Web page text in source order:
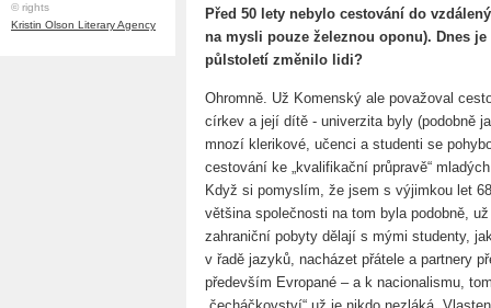
© rights
Kristin Olson Literary Agency
Před 50 lety nebylo cestování do
na mysli pouze železnou oponu). Dnes
půlstoletí změnilo lidi?
Ohromně. Už Komenský ale považoval
církev a její dítě - univerzita byly (podobně
mnozí klerikové, učenci a studenti se
cestování ke „kvalifikační průpravě“
Když si pomyslím, že jsem s výjimkou let
většina společnosti na tom byla podobně,
zahraniční pobyty dělají s mými studenty,
v řadě jazyků, nacházet přátele a partnery
především Evropané – a k nacionalismu,